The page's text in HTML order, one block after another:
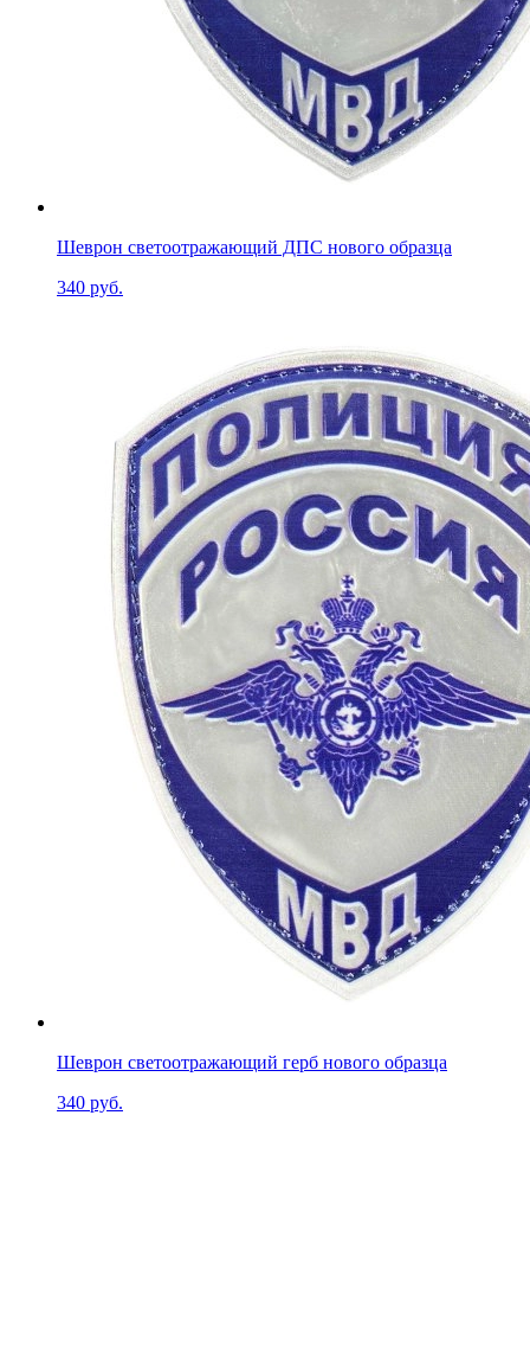
Шеврон светоотражающий ДПС нового образца
340 руб.
Шеврон светоотражающий герб нового образца
340 руб.